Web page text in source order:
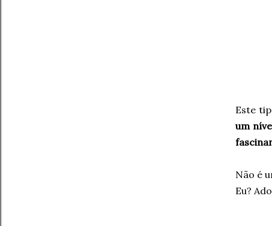
Este
um
Não é
Eu?